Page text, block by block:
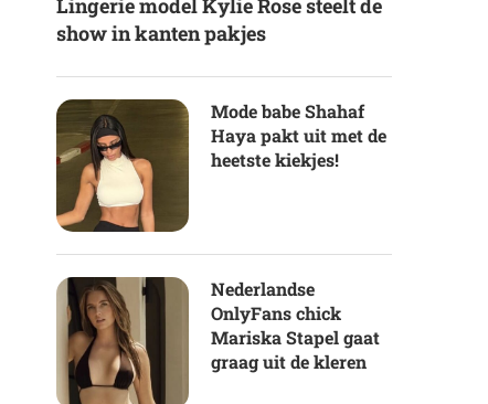
Lingerie model Kylie Rose steelt de
show in kanten pakjes
Mode babe Shahaf
Haya pakt uit met de
heetste kiekjes!
Nederlandse
OnlyFans chick
Mariska Stapel gaat
graag uit de kleren